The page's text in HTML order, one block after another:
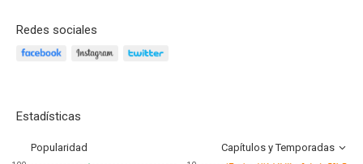
Redes sociales
Estadísticas
Popularidad Capítulos y Temporadas